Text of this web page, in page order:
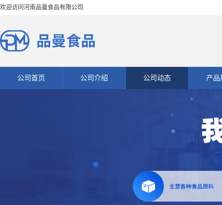
欢迎访问河南品曼食品有限公司
公司首页 公司介绍 公司动态 产品